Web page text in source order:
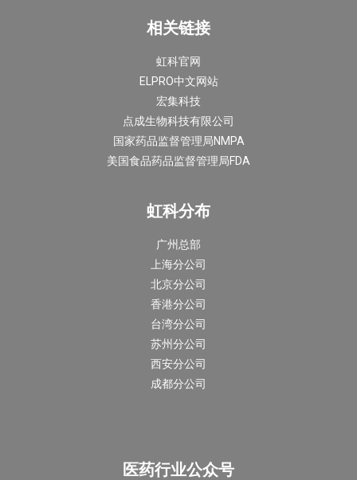
相关链接
虹科官网
ELPRO中文网站
宏集科技
点成生物科技有限公司
国家药品监督管理局NMPA
美国食品药品监督管理局FDA
虹科分布
广州总部
上海分公司
北京分公司
香港分公司
台湾分公司
苏州分公司
西安分公司
成都分公司
医药行业公众号